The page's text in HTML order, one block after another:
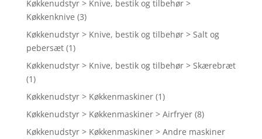
Køkkenudstyr > Knive, bestik og tilbehør >
Køkkenknive (3)
Køkkenudstyr > Knive, bestik og tilbehør > Salt og
pebersæt (1)
Køkkenudstyr > Knive, bestik og tilbehør > Skærebræt
(1)
Køkkenudstyr > Køkkenmaskiner (1)
Køkkenudstyr > Køkkenmaskiner > Airfryer (8)
Køkkenudstyr > Køkkenmaskiner > Andre maskiner